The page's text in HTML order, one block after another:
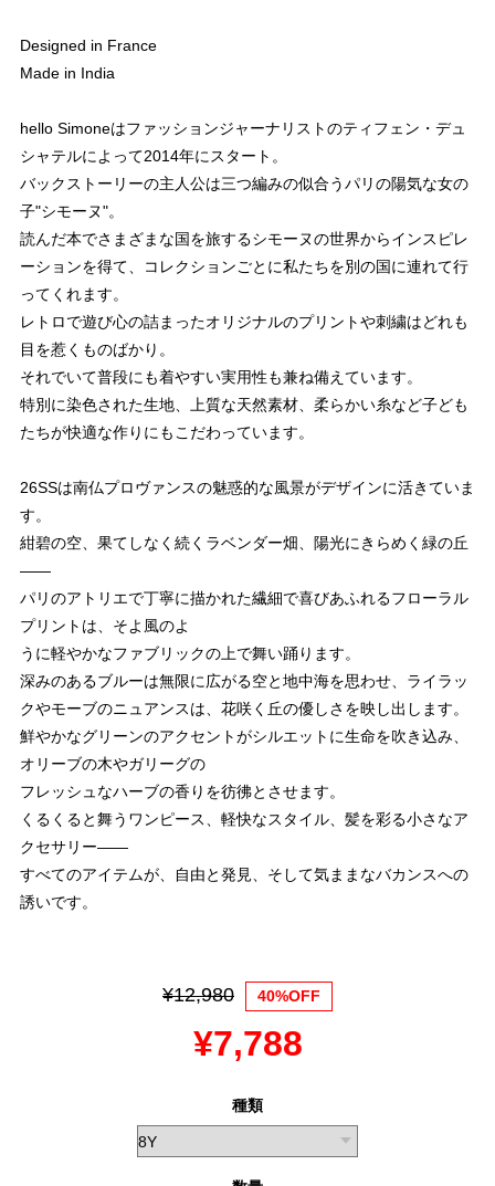
Designed in France
Made in India
hello Simoneはファッションジャーナリストのティフェン・デュ
シャテルによって2014年にスタート。
バックストーリーの主人公は三つ編みの似合うパリの陽気な女の
子"シモーヌ"。
読んだ本でさまざまな国を旅するシモーヌの世界からインスピレ
ーションを得て、コレクションごとに私たちを別の国に連れて行
ってくれます。
レトロで遊び心の詰まったオリジナルのプリントや刺繍はどれも
目を惹くものばかり。
それでいて普段にも着やすい実用性も兼ね備えています。
特別に染色された生地、上質な天然素材、柔らかい糸など子ども
たちが快適な作りにもこだわっています。
26SSは南仏プロヴァンスの魅惑的な風景がデザインに活きていま
す。
紺碧の空、果てしなく続くラベンダー畑、陽光にきらめく緑の丘
——
パリのアトリエで丁寧に描かれた繊細で喜びあふれるフローラル
プリントは、そよ風のよ
うに軽やかなファブリックの上で舞い踊ります。
深みのあるブルーは無限に広がる空と地中海を思わせ、ライラッ
クやモーブのニュアンスは、花咲く丘の優しさを映し出します。
鮮やかなグリーンのアクセントがシルエットに生命を吹き込み、
オリーブの木やガリーグの
フレッシュなハーブの香りを彷彿とさせます。
くるくると舞うワンピース、軽快なスタイル、髪を彩る小さなア
クセサリー——
すべてのアイテムが、自由と発見、そして気ままなバカンスへの
誘いです。
¥12,980 40%OFF
¥7,788
種類